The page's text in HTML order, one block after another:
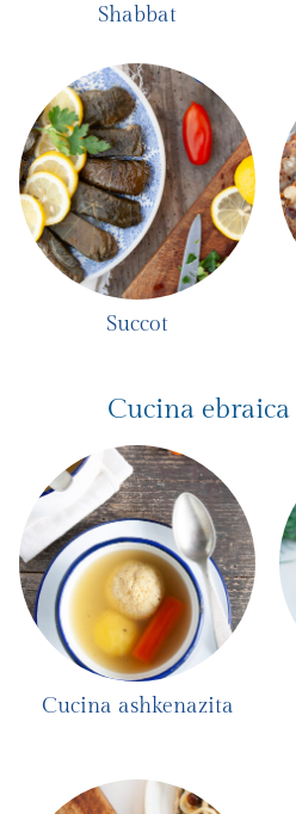
Shabbat
Succot
Cucina
Cucina ashkenazita